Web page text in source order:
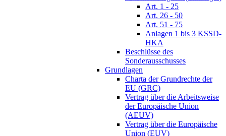
Art. 1 - 25
Art. 26 - 50
Art. 51 - 75
Anlagen 1 bis 3 KSSD-
HKA
Beschlüsse des
Sonderausschusses
Grundlagen
Charta der Grundrechte der
EU (GRC)
Vertrag über die Arbeitsweise
der Europäische Union
(AEUV)
Vertrag über die Europäische
Union (EUV)